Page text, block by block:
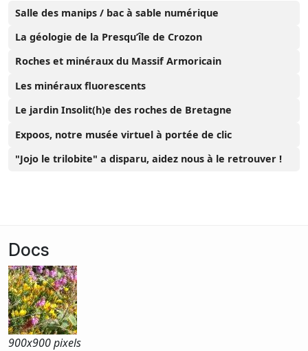
Salle des manips / bac à sable numérique
La géologie de la Presqu’île de Crozon
Roches et minéraux du Massif Armoricain
Les minéraux fluorescents
Le jardin Insolit(h)e des roches de Bretagne
Expoos, notre musée virtuel à portée de clic
"Jojo le trilobite" a disparu, aidez nous à le retrouver !
Docs
900x900 pixels